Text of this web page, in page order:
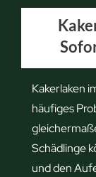
Kakerlaken
häufiges
Schädlinge
und den